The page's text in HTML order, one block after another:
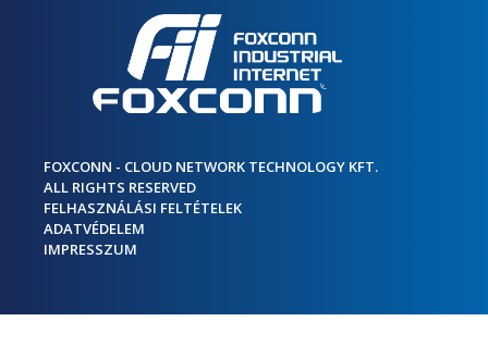
FOXCONN - CLOUD NETWORK TECHNOLOGY KFT.
ALL RIGHTS RESERVED
FELHASZNÁLÁSI FELTÉTELEK
ADATVÉDELEM
IMPRESSZUM